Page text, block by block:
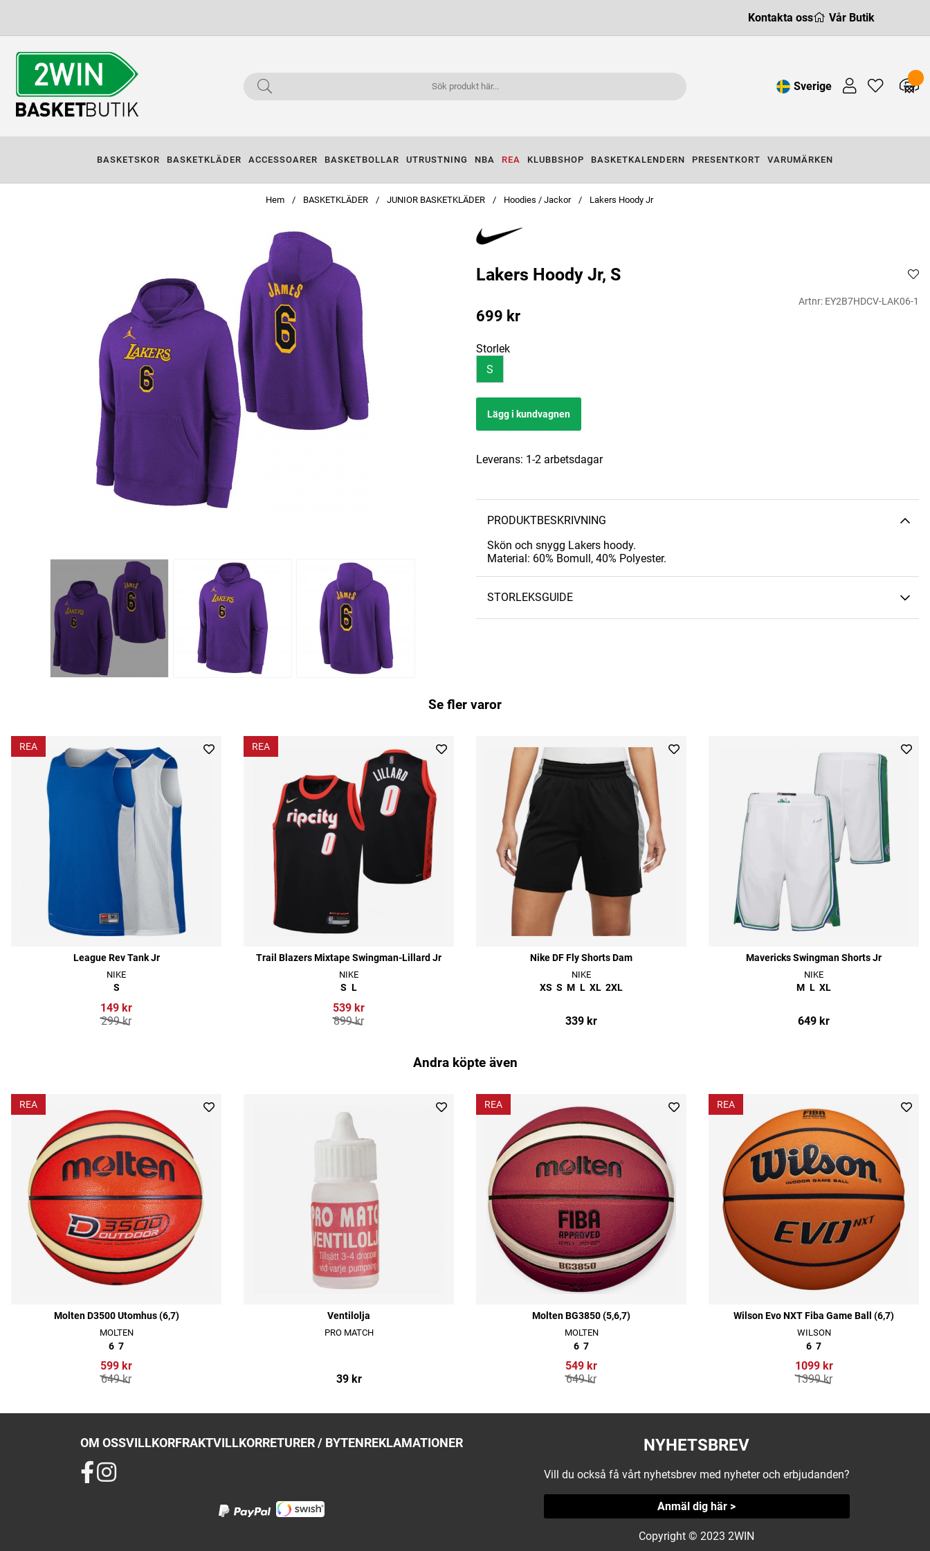
Kontakta oss Vår Butik
Sverige
BASKETSKOR BASKETKLÄDER ACCESSOARER BASKETBOLLAR UTRUSTNING NBA REA KLUBBSHOP BASKETKALENDERN PRESENTKORT VARUMÄRKEN
Hem BASKETKLÄDER JUNIOR BASKETKLÄDER Hoodies / Jackor Lakers Hoody Jr
Lakers Hoody Jr, S
Artnr: EY2B7HDCV-LAK06-1
699 kr
Storlek
S
Lägg i kundvagnen
Leverans: 1-2 arbetsdagar
PRODUKTBESKRIVNING
Skön och snygg Lakers hoody.
Material: 60% Bomull, 40% Polyester.
STORLEKSGUIDE
Se fler varor
REA
League Rev Tank Jr
NIKE
S
149 kr
299 kr
REA
Trail Blazers Mixtape Swingman-Lillard Jr
NIKE
S L
539 kr
899 kr
Nike DF Fly Shorts Dam
NIKE
XS S M L XL 2XL
339 kr
Mavericks Swingman Shorts Jr
NIKE
M L XL
649 kr
Andra köpte även
REA
Molten D3500 Utomhus (6,7)
MOLTEN
6 7
599 kr
649 kr
Ventilolja
PRO MATCH
39 kr
REA
Molten BG3850 (5,6,7)
MOLTEN
6 7
549 kr
649 kr
REA
Wilson Evo NXT Fiba Game Ball (6,7)
WILSON
6 7
1099 kr
1399 kr
OM OSSVILLKORFRAKTVILLKORRETURER / BYTENREKLAMATIONER NYHETSBREV
Vill du också få vårt nyhetsbrev med nyheter och erbjudanden?
Anmäl dig här >
Copyright © 2023 2WIN